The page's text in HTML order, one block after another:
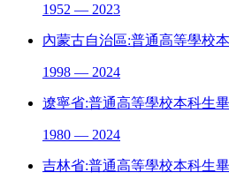
1952 — 2023
內蒙古自治區:普通高等學校
1998 — 2024
遼寧省:普通高等學校本科生
1980 — 2024
吉林省:普通高等學校本科生